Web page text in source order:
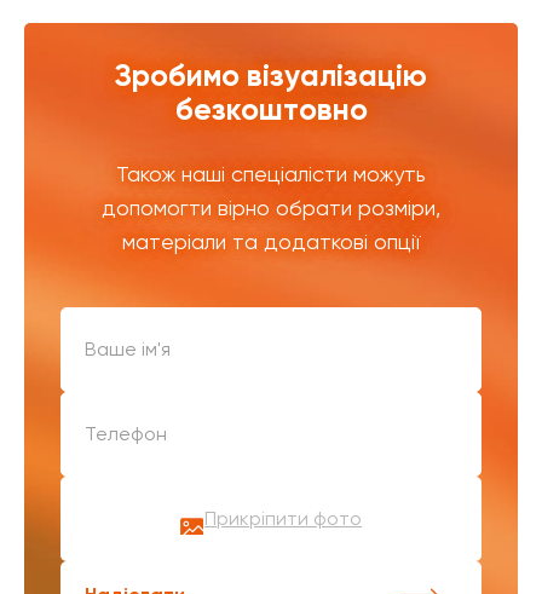
Зробимо візуалізацію
безкоштовно
Також наші спеціалісти можуть
допомогти вірно обрати розміри,
матеріали та додаткові опції
Прикріпити фото